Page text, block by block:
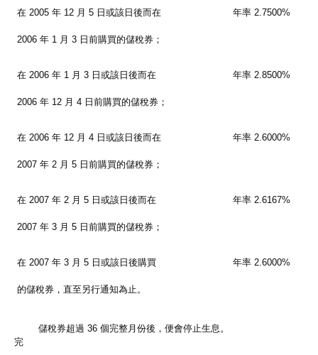
在 2005 年 12 月 5 日或該日後而在
2006 年 1 月 3 日前購買的儲稅券；
年率 2.7500%
在 2006 年 1 月 3 日或該日後而在
2006 年 12 月 4 日前購買的儲稅券；
年率 2.8500%
在 2006 年 12 月 4 日或該日後而在
2007 年 2 月 5 日前購買的儲稅券；
年率 2.6000%
在 2007 年 2 月 5 日或該日後而在
2007 年 3 月 5 日前購買的儲稅券；
年率 2.6167%
在 2007 年 3 月 5 日或該日後購買
的儲稅券，直至另行通知為止。
年率 2.6000%
儲稅券超過 36 個完整月份後，便會停止生息。
完